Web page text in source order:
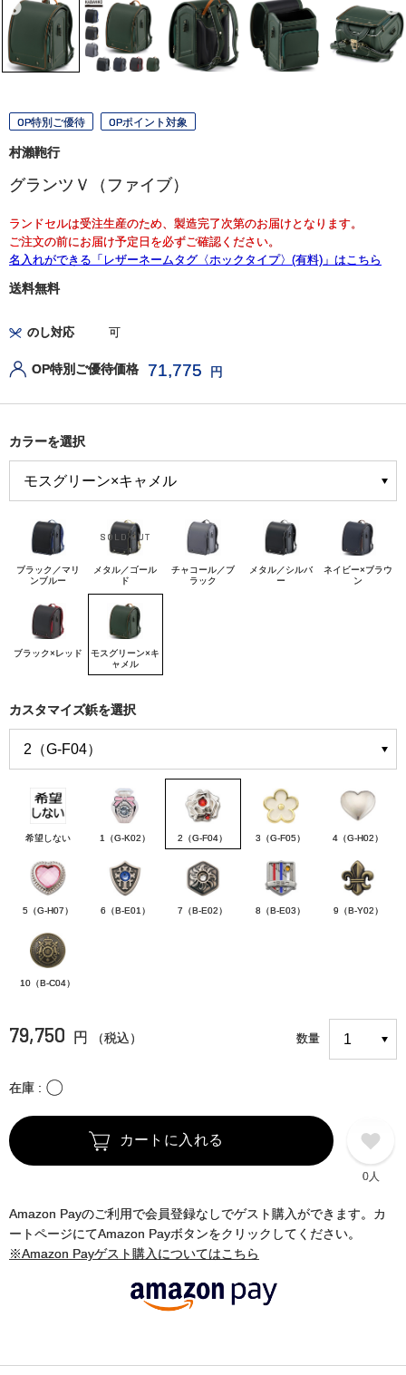
OP特別ご優待 OPポイント対象
村瀨鞄行
グランツＶ（ファイブ）
ランドセルは受注生産のため、製造完了次第のお届けとなります。
ご注文の前にお届け予定日を必ずご確認ください。
名入れができる「レザーネームタグ〈ホックタイプ〉(有料)」はこちら
送料無料
のし対応 可
OP特別ご優待価格 71,775 円
カラーを選択
ブラック／マリ
ンブルー
メタル／ゴール
ド
チャコール／ブ
ラック
メタル／シルバ
ー
ネイビー×ブラウ
ン
ブラック×レッド
モスグリーン×キ
ャメル
カスタマイズ鋲を選択
希望しない 1（G-K02） 2（G-F04） 3（G-F05） 4（G-H02）
5（G-H07） 6（B-E01） 7（B-E02） 8（B-E03） 9（B-Y02）
10（B-C04）
79,750 円 （税込） 数量
在庫 〇
カートに入れる
0人
Amazon Payのご利用で会員登録なしでゲスト購入ができます。カ
ートページにてAmazon Payボタンをクリックしてください。
※Amazon Payゲスト購入についてはこちら